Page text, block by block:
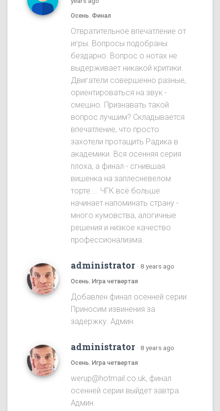
Осень. Финал
Отвратительное впечатление от
игры. Вопросы подобраны
бездарно. Вопрос о нотах не
выдерживает никакой критики.
Двигатели совершенно разные,
ориентироваться на звук -
смешно. Признавать такой
вопрос лучшим? Складывается
впечатление, что просто
захотели протащить Радика в
академики. Вся осенняя серия
плоха, а финал - сгнившая
вишенка на заплесневелом
торте.... ЧГК всё больше
начинает напоминать страну -
много кумовства, алогичные
решения и низкое качество
профессионализма.
administrator · 8 years ago
Осень. Игра четвертая
Добавлен финал осенней серии.
Приносим извинения за
задержку. Админ.
administrator · 8 years ago
Осень. Игра четвертая
werup@hotmail.co.uk, финал
осенней серии выйдет завтра.
Админ.